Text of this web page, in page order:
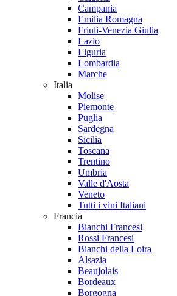
Campania
Emilia Romagna
Friuli-Venezia Giulia
Lazio
Liguria
Lombardia
Marche
Italia
Molise
Piemonte
Puglia
Sardegna
Sicilia
Toscana
Trentino
Umbria
Valle d'Aosta
Veneto
Tutti i vini Italiani
Francia
Bianchi Francesi
Rossi Francesi
Bianchi della Loira
Alsazia
Beaujolais
Bordeaux
Borgogna